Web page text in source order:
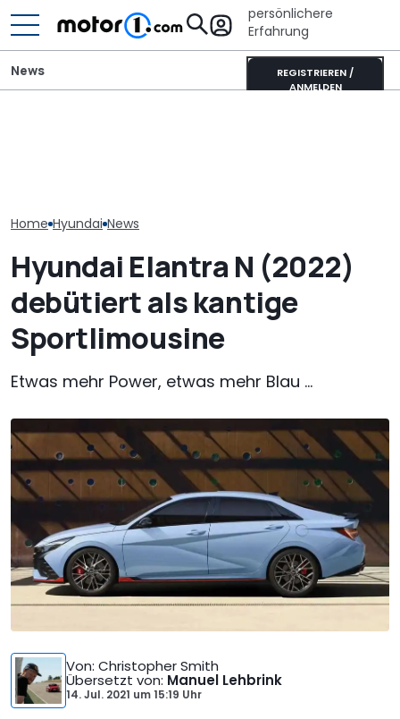
persönlichere
Erfahrung
REGISTRIEREN /
ANMELDEN
News
Home Hyundai News
Hyundai Elantra N (2022)
debütiert als kantige
Sportlimousine
Etwas mehr Power, etwas mehr Blau ...
Von: Christopher Smith
Übersetzt von: Manuel Lehbrink
14. Jul. 2021 um15:19 Uhr